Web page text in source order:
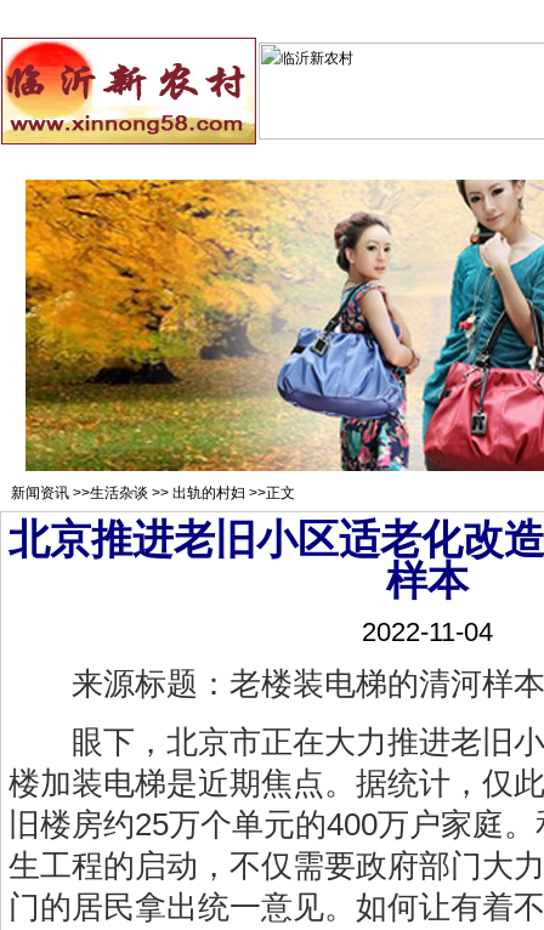
新闻资讯 >>生活杂谈 >> 出轨的村妇 >>正文
北京推进老旧小区适老化改
样本
2022-11-04
来源标题：老楼装电梯的清河样本
眼下，北京市正在大力推进老旧小
楼加装电梯是近期焦点。据统计，仅
旧楼房约25万个单元的400万户家庭
生工程的启动，不仅需要政府部门大
门的居民拿出统一意见。如何让有着